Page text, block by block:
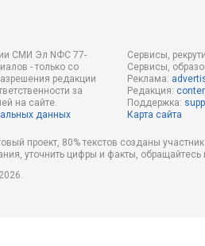
СМИ Эл NФС 77-
- только со
редакции
за
на сайте.
данных
Сервисы,
Сервисы,
Реклама:
Редакция:
Поддержка:
Карта сайта
проект, 80% текстов созданы
уточнить цифры и факты,